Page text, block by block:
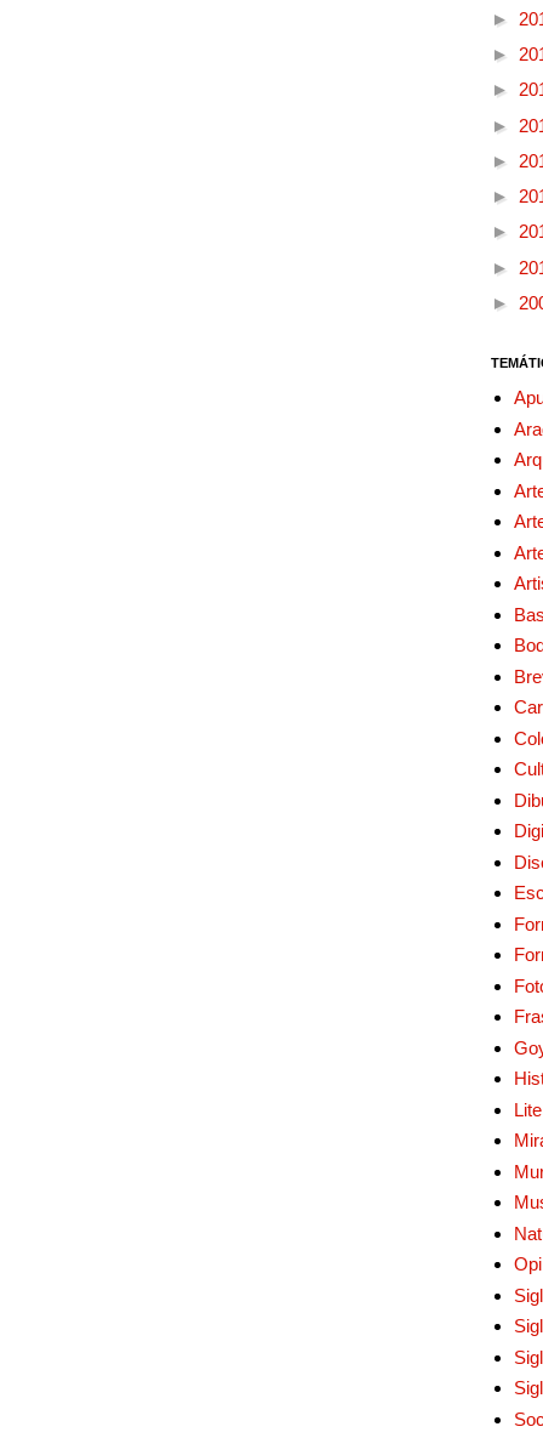
►
►
►
►
►
►
►
►
►